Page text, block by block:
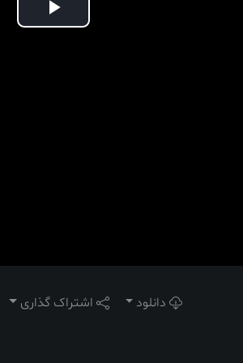
Play
دانلود اشتراک گذاری